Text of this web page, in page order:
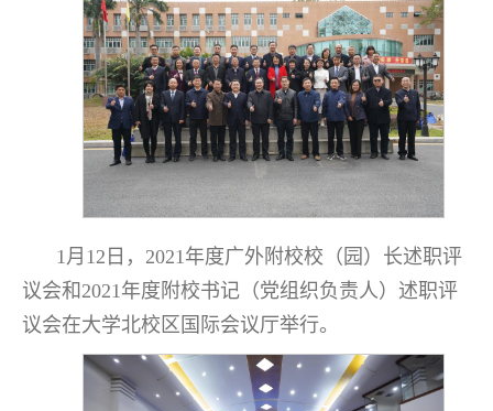
1月12日，2021年度广外附校校（园）长述职评
议会和2021年度附校书记（党组织负责人）述职评
议会在大学北校区国际会议厅举行。